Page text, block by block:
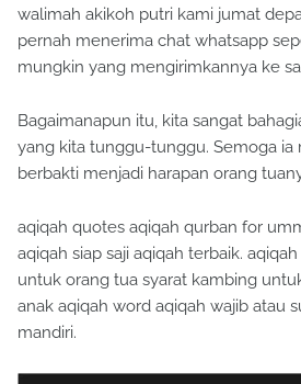
walimah akikoh putri kami jumat
pernah menerima chat whatsapp
mungkin yang mengirimkannya ke
Bagaimanapun itu, kita sangat
yang kita tunggu-tunggu. Semoga ia
berbakti menjadi harapan orang
aqiqah quotes aqiqah qurban for
aqiqah siap saji aqiqah terbaik.
untuk orang tua syarat kambing
anak aqiqah word aqiqah wajib atau
mandiri.